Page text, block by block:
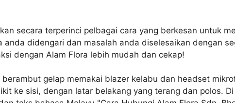
secara terperinci pelbagai cara yang berkesan untuk
anda didengari dan masalah anda diselesaikan dengan
dengan Alam Flora lebih mudah dan cekap!